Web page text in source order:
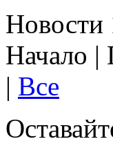
Новости
Начало |
| Все